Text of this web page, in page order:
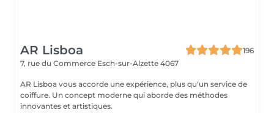
AR Lisboa
196
7, rue du Commerce Esch-sur-Alzette 4067
AR Lisboa vous accorde une expérience, plus qu'un service de
coiffure. Un concept moderne qui aborde des méthodes
innovantes et artistiques.